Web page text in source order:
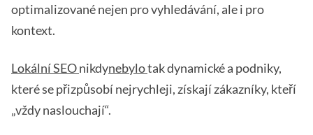
optimalizované nejen pro vyhledávání, ale i pro
kontext.
Lokální SEOnikdynebylotak dynamické a podniky,
které se přizpůsobí nejrychleji, získají zákazníky, kteří
„vždy naslouchají“.